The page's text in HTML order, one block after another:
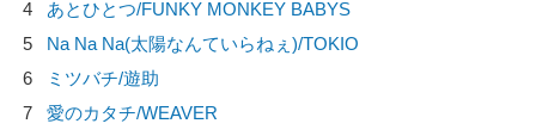
4
あとひとつ/FUNKY MONKEY BABYS
5
Na Na Na(太陽なんていらねぇ)/TOKIO
6
ミツバチ/遊助
7
愛のカタチ/WEAVER